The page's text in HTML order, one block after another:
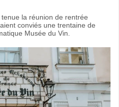
la réunion de rentrée
conviés une trentaine de
Musée du Vin.